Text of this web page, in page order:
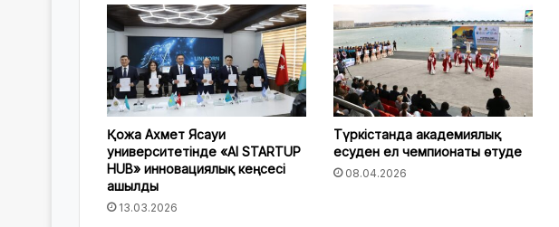
Қожа Ахмет Ясауи
университетінде «AI STARTUP
HUB» инновациялық кеңсесі
ашылды
13.03.2026
Түркістанда академиялық
есуден ел чемпионаты өтуде
08.04.2026